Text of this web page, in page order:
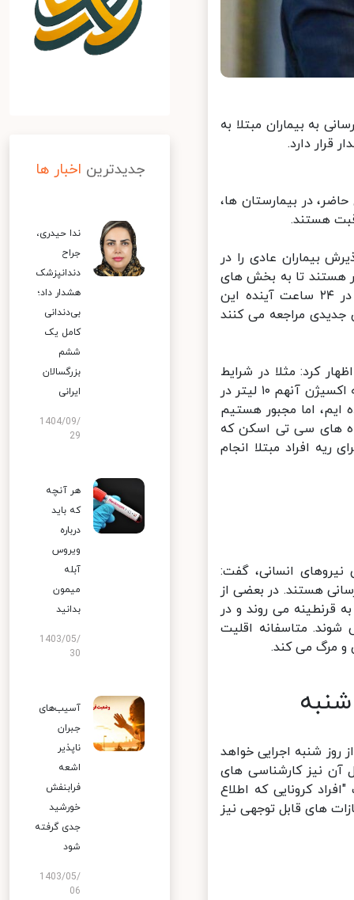
به بیماران مبتلا به
دارد.
در بیمارستان ها،
به دلیل شرایط کرونایی ۲۰ تا ۳۵ درصد پذیرش بیماران عادی را در
اورژانس ها منتظر هستند تا به بخش های
بستری منتقل شوند، اما به دلیل کمبود تخت دچار مشکل هستیم، البته در ۲۴ ساعت آینده این
مراجعه می کنند
کرد: مثلا در شرایط
عادی ۱۰ درصد بیماران به اکسیژن نیاز دارند، اما ۱۰۰ درصد بیماران کرونایی به اکسیژن آنهم ۱۰ لیتر در
اما مجبور هستیم
های سی تی اسکن که
شده بودند، باید ۲۰۰ تا ۳۰۰ تست برای ریه افراد مبتلا انجام
انسانی، گفت:
هستند. در بعضی از
برده و به قرنطینه می روند و در
متاسفانه اقلیت
مرگ می کند.
شنبه اجرایی خواهد
نیز کارشناسی های
کرونایی که اطلاع
های قابل توجهی نیز
جدیدترین اخبار ها
ندا حیدری،
جراح
دندانپزشک
هشدار داد؛
بی‌دندانی
کامل یک
ششم
بزرگسالان
ایرانی
1404/09/
29
هر آنچه
که باید
درباره
ویروس
آبله
میمون
بدانید
1403/05/
30
آسیب‌های
جبران
ناپذیر
اشعه
فرابنفش
خورشید
جدی گرفته
شود
1403/05/
06